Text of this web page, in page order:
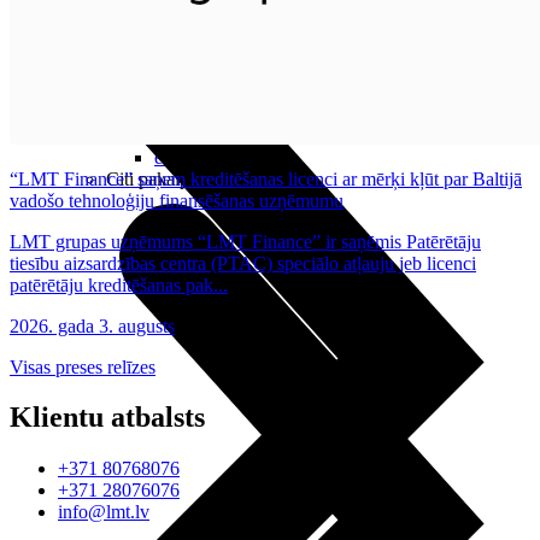
eSIM tehnoloģija
Citi pakalpojumi
“LMT Finance” saņem kreditēšanas licenci ar mērķi kļūt par Baltijā
vadošo tehnoloģiju finansēšanas uzņēmumu
LMT grupas uzņēmums “LMT Finance” ir saņēmis Patērētāju
tiesību aizsardzības centra (PTAC) speciālo atļauju jeb licenci
patērētāju kreditēšanas pak...
2026. gada 3. augusts
Visas preses relīzes
Klientu atbalsts
+371 80768076
+371 28076076
info@lmt.lv